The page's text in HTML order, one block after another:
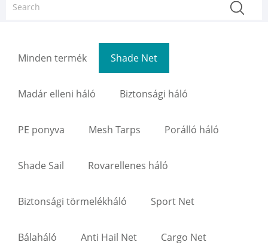
Minden termék Shade Net
Madár elleni háló Biztonsági háló
PE ponyva Mesh Tarps Porálló háló
Shade Sail Rovarellenes háló
Biztonsági törmelékháló Sport Net
Bálaháló Anti Hail Net Cargo Net